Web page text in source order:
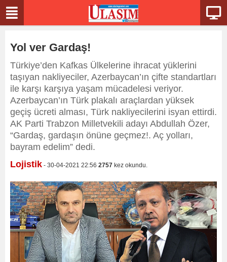
Yol ver Gardaş!
Türkiye’den Kafkas Ülkelerine ihracat yüklerini
taşıyan nakliyeciler, Azerbaycan’ın çifte standartları
ile karşı karşıya yaşam mücadelesi veriyor.
Azerbaycan’ın Türk plakalı araçlardan yüksek
geçiş ücreti alması, Türk nakliyecilerini isyan ettirdi.
AK Parti Trabzon Milletvekili adayı Abdullah Özer,
“Gardaş, gardaşın önüne geçmez!. Aç yolları,
bayram edelim” dedi.
Lojistik - 30-04-2021 22:56 2757 kez okundu.